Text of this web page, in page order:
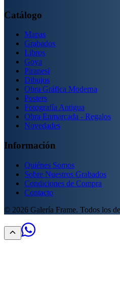
Catálogo
Mapas
Grabados
Libros
Goya
Piranesi
Dibujos
Obra Gráfica Moderna
Posters
Fotografía Antigua
Obra Enmarcada - Regalos
Novedades
Información
Quiénes Somos
Sobre Nuestros Grabados
Condiciones de Compra
Contacto
© 2026 Galería Frame. Todos los